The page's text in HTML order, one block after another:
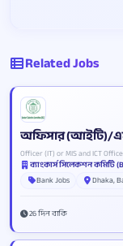
Related Jobs
অফিসার (আইটি)/
Officer (IT) or MIS and ICT
ব্যাংকার্স সিলেকশন কমিটি
Bank Jobs
Dhaka,
26 দিন বাকি